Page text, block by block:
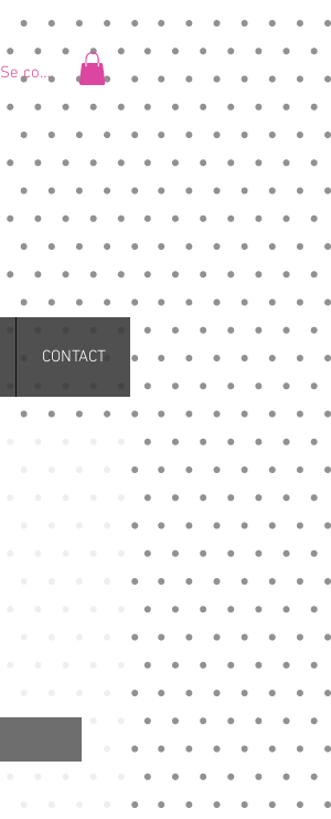
Se connecter
CONTACT